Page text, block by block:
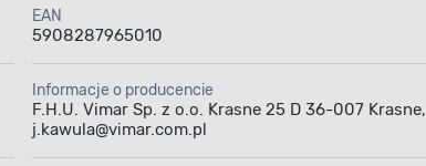
EAN
5908287965010
Informacje o producencie
F.H.U. Vimar Sp. z o.o. Krasne 25 D 36-007 Krasne,
j.kawula@vimar.com.pl